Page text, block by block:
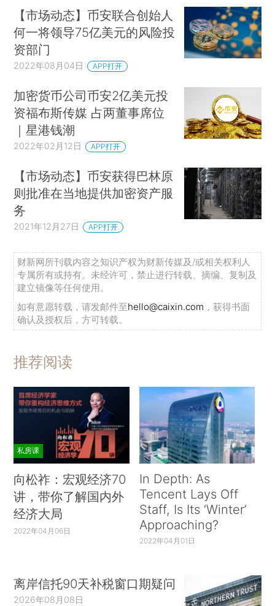
【市场动态】币安联合创始人
何一将领导75亿美元的风险投
资部门
2022年08月04日 APP打开
加密货币公司币安2亿美元投
资福布斯传媒 占两董事席位
｜星港钱潮
2022年02月12日 APP打开
【市场动态】币安获得巴林原
则批准在当地提供加密资产服
务
2021年12月27日 APP打开
财新网所刊载内容之知识产权为财新传媒及/或相关权利人
专属所有或持有。未经许可，禁止进行转载、摘编、复制及
建立镜像等任何使用。
如有意愿转载，请发邮件至hello@caixin.com ，获得书面
确认及授权后，方可转载。
推荐阅读
私房课
向松祚：宏观经济70
讲，带你了解国内外
经济大局
2022年04月06日
In Depth: As
Tencent Lays Off
Staff, Is Its ‘Winter’
Approaching?
2022年04月01日
离岸信托90天补税窗口期疑问
2026年08月08日